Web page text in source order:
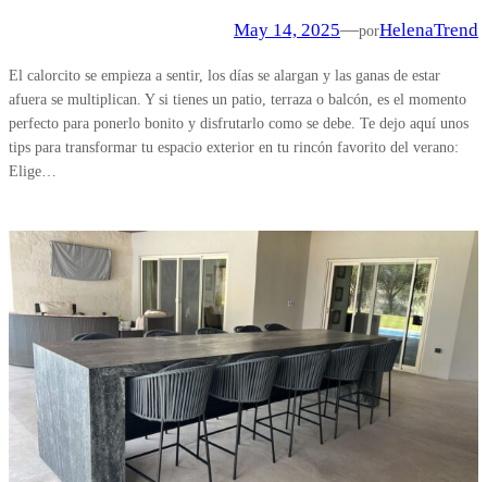
May 14, 2025—porHelenaTrend
El calorcito se empieza a sentir, los días se alargan y las ganas de estar
afuera se multiplican. Y si tienes un patio, terraza o balcón, es el momento
perfecto para ponerlo bonito y disfrutarlo como se debe. Te dejo aquí unos
tips para transformar tu espacio exterior en tu rincón favorito del verano:
Elige…